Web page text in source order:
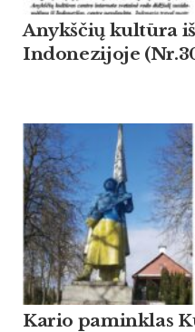
Anykščių kultūra
Indonezijoje
Kario paminklas